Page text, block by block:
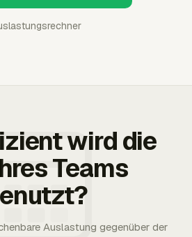
wird die
Teams
Auslastung gegenüber der